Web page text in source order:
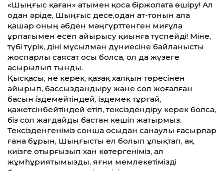
«Шыңғыс қаған» атымен қоса біржолата өшіру! Ал
одан әріде, Шыңғыс десе,одан ат-тонын ала
қашар оның әбден мәңгүрттенген миғұла
ұрпағымен есеп айырысу қиынға түспейді! Міне,
түбі түрік, діні мұсылман дүниесіне байланысты
жоспарлы саясат осы болса, ол да жүзеге
асырылып тынды.
Қысқасы, не керек, қазақ халқын төресінен
айырып, бассыздандыру және сол жоғалған
басын іздемейтіндей, іздемек тұрғай,
қажетсінбейтіндей етіп, тексіздендіру керек болса,
біз сол жағдайды бастан кешіп жатырмыз.
Тексізденгеніміз сонша осыдан санаулы ғасырлар
ғана бұрын, Шыңғысты ел болып ұлықтап, ақ
киізге отырғызып хан көтергеніміз, ал
жұмһұриятымызды, яғни мемлекетімізді